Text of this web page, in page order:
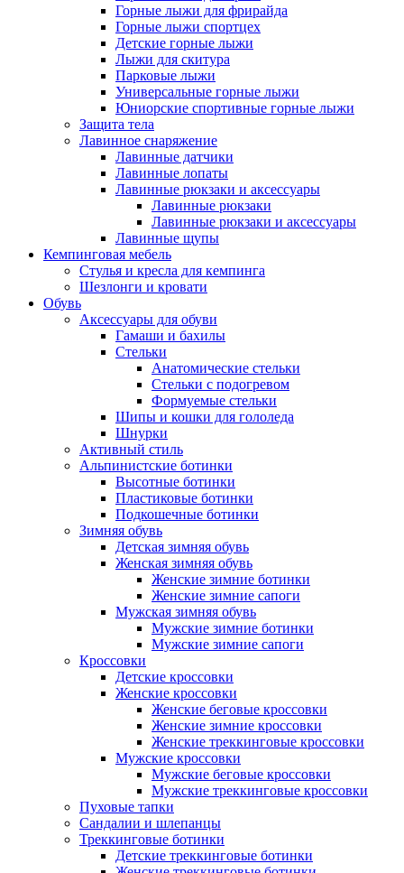
Горные лыжи для фрирайда
Горные лыжи спортцех
Детские горные лыжи
Лыжи для скитура
Парковые лыжи
Универсальные горные лыжи
Юниорские спортивные горные лыжи
Защита тела
Лавинное снаряжение
Лавинные датчики
Лавинные лопаты
Лавинные рюкзаки и аксессуары
Лавинные рюкзаки
Лавинные рюкзаки и аксессуары
Лавинные щупы
Кемпинговая мебель
Стулья и кресла для кемпинга
Шезлонги и кровати
Обувь
Аксессуары для обуви
Гамаши и бахилы
Стельки
Анатомические стельки
Стельки с подогревом
Формуемые стельки
Шипы и кошки для гололеда
Шнурки
Активный стиль
Альпинистские ботинки
Высотные ботинки
Пластиковые ботинки
Подкошечные ботинки
Зимняя обувь
Детская зимняя обувь
Женская зимняя обувь
Женские зимние ботинки
Женские зимние сапоги
Мужская зимняя обувь
Мужские зимние ботинки
Мужские зимние сапоги
Кроссовки
Детские кроссовки
Женские кроссовки
Женские беговые кроссовки
Женские зимние кроссовки
Женские треккинговые кроссовки
Мужские кроссовки
Мужские беговые кроссовки
Мужские треккинговые кроссовки
Пуховые тапки
Сандалии и шлепанцы
Треккинговые ботинки
Детские треккинговые ботинки